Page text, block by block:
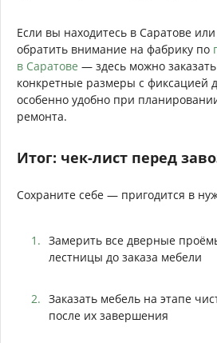
Если вы находитесь в Саратове или
обратить внимание на фабрику по
в Саратове — здесь можно
конкретные размеры с фиксацией
особенно удобно при
ремонта.
Итог: чек-лист перед
Сохраните себе — пригодится в
Замерить все дверные
лестницы до заказа мебели
Заказать мебель на этапе
после их завершения